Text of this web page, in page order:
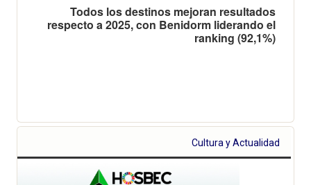
Todos los destinos mejoran resultados
respecto a 2025, con Benidorm liderando el
ranking (92,1%)
Cultura y Actualidad